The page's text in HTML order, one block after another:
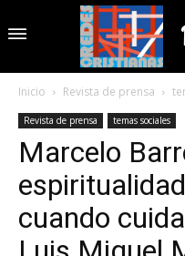
Inicio Revista de prensa
Revista de prensa temas sociales
Marcelo
cuando